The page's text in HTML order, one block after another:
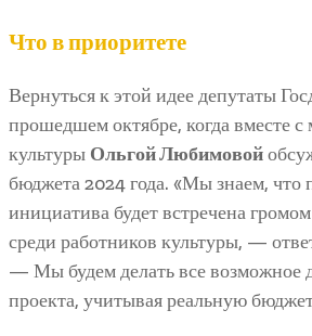
Что в приоритете
Вернуться к этой идее депутаты
прошедшем октябре, когда вместе
культуры Ольгой Любимовой
бюджета 2024 года. «Мы знаем, что
инициатива будет встречена
среди работников культуры, —
— Мы будем делать все возможное
проекта, учитывая реальную